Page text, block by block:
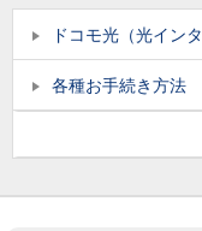
ドコモ光（光イン
各種お手続き方法